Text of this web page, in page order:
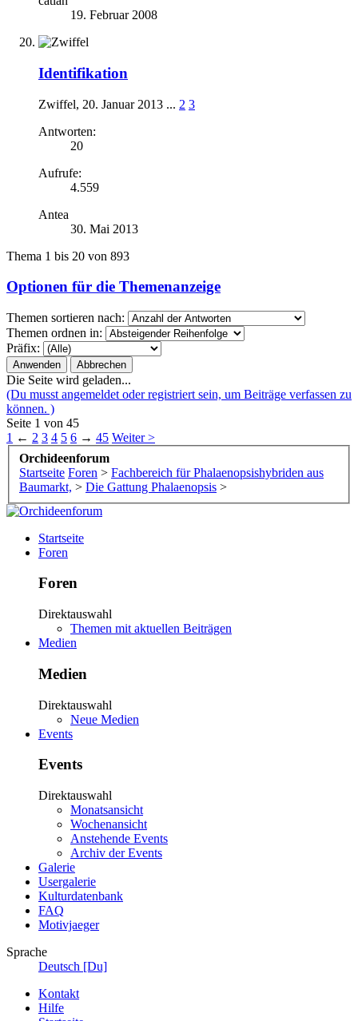
19. Februar 2008
Identifikation
Zwiffel, 20. Januar 2013 ... 2 3
Antworten:
20
Aufrufe:
4.559
Antea
30. Mai 2013
Thema 1 bis 20 von 893
Optionen für die Themenanzeige
Themen sortieren nach:
Themen ordnen in:
Präfix:
Die Seite wird geladen...
(Du musst angemeldet oder registriert sein, um Beiträge verfassen zu
können. )
Seite 1 von 45
1 ← 2 3 4 5 6 → 45 Weiter >
Orchideenforum
Startseite Foren > Fachbereich für Phalaenopsishybriden aus
Baumarkt, > Die Gattung Phalaenopsis >
Startseite
Foren
Foren
Direktauswahl
Themen mit aktuellen Beiträgen
Medien
Medien
Direktauswahl
Neue Medien
Events
Events
Direktauswahl
Monatsansicht
Wochenansicht
Anstehende Events
Archiv der Events
Galerie
Usergalerie
Kulturdatenbank
FAQ
Motivjaeger
Sprache
Deutsch [Du]
Kontakt
Hilfe